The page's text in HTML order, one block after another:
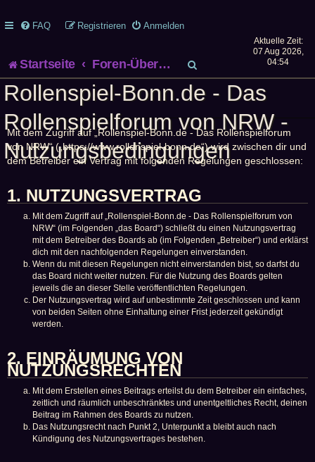
FAQ Anmelden
Registrieren
Startseite Foren-Übersicht
u
c
h
e
Aktuelle Zeit:
07 Aug 2026,
04:54
Rollenspiel-Bonn.de - Das
Rollenspielforum von NRW -
Nutzungsbedingungen
Mit dem Zugriff auf „Rollenspiel-Bonn.de - Das Rollenspielforum
von NRW“ („https://www.rollenspiel-bonn.de“) wird zwischen dir und
dem Betreiber ein Vertrag mit folgenden Regelungen geschlossen:
1. NUTZUNGSVERTRAG
Mit dem Zugriff auf „Rollenspiel-Bonn.de - Das Rollenspielforum von
NRW“ (im Folgenden „das Board“) schließt du einen Nutzungsvertrag
mit dem Betreiber des Boards ab (im Folgenden „Betreiber“) und erklärst
dich mit den nachfolgenden Regelungen einverstanden.
Wenn du mit diesen Regelungen nicht einverstanden bist, so darfst du
das Board nicht weiter nutzen. Für die Nutzung des Boards gelten
jeweils die an dieser Stelle veröffentlichten Regelungen.
Der Nutzungsvertrag wird auf unbestimmte Zeit geschlossen und kann
von beiden Seiten ohne Einhaltung einer Frist jederzeit gekündigt
werden.
2. EINRÄUMUNG VON
NUTZUNGSRECHTEN
Mit dem Erstellen eines Beitrags erteilst du dem Betreiber ein einfaches,
zeitlich und räumlich unbeschränktes und unentgeltliches Recht, deinen
Beitrag im Rahmen des Boards zu nutzen.
Das Nutzungsrecht nach Punkt 2, Unterpunkt a bleibt auch nach
Kündigung des Nutzungsvertrages bestehen.